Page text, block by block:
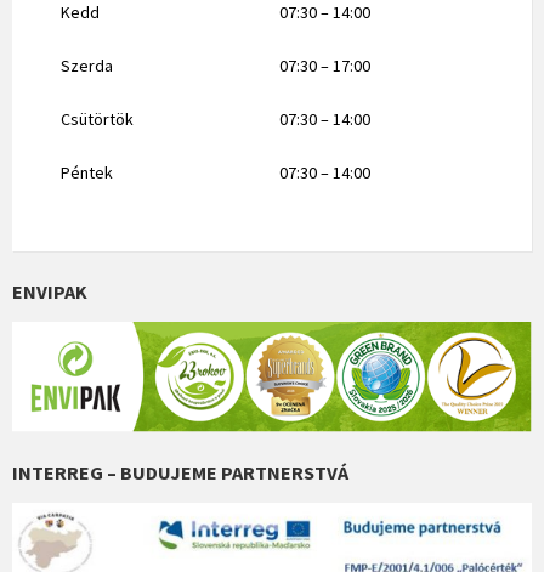
Kedd 07:30 – 14:00
Szerda 07:30 – 17:00
Csütörtök 07:30 – 14:00
Péntek 07:30 – 14:00
ENVIPAK
INTERREG – BUDUJEME PARTNERSTVÁ